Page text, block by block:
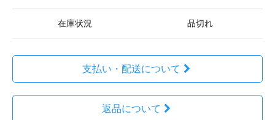
在庫状況 品切れ
支払い・配送について
返品について